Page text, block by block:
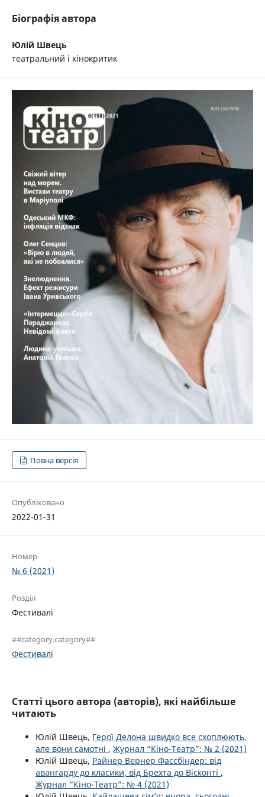
Біографія автора
Юлій Швець
театральний і кінокритик
Повна версія
Опубліковано
2022-01-31
Номер
№ 6 (2021)
Розділ
Фестивалі
##category.category##
Фестивалі
Статті цього автора (авторів), які найбільше
читають
Юлій Швець, Герої Делона швидко все схоплюють,
але вони самотні , Журнал “Кіно-Театр”: № 2 (2021)
Юлій Швець, Райнер Вернер Фассбіндер: від
авангарду до класики, від Брехта до Вісконті ,
Журнал “Кіно-Театр”: № 4 (2021)